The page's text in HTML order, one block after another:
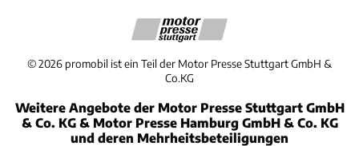
©2026 promobil ist ein Teil der Motor Presse Stuttgart GmbH &
Co.KG
Weitere Angebote der Motor Presse Stuttgart GmbH
& Co. KG & Motor Presse Hamburg GmbH & Co. KG
und deren Mehrheitsbeteiligungen